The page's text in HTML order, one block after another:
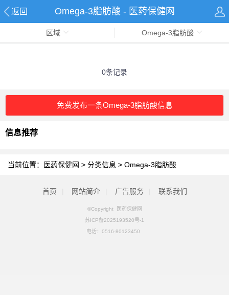
返回 Omega-3脂肪酸 - 医药保健网
区域 Omega-3脂肪酸
0条记录
免费发布一条Omega-3脂肪酸信息
信息推荐
当前位置： 医药保健网 > 分类信息 > Omega-3脂肪酸
首页 网站简介 广告服务 联系我们
©Copyright 医药保健网
苏ICP备2025193520号-1
电话： 0516-80123450